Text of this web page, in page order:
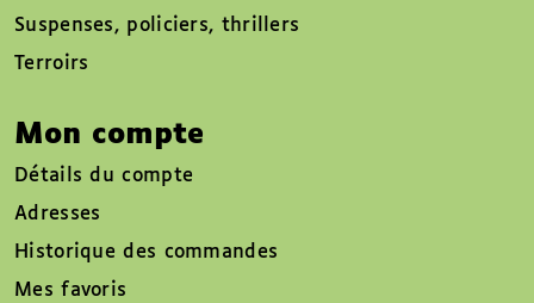
Suspenses, policiers, thrillers
Terroirs
Mon compte
Détails du compte
Adresses
Historique des commandes
Mes favoris